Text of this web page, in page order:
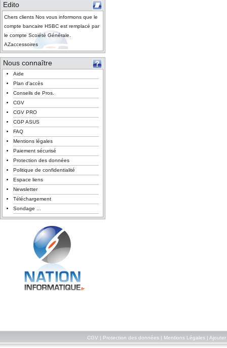
Edito
Chers clients Nos vous informons que le
compte bancaire HSBC est remplacé par
le compte Scoiété Générale.
AZaccessoires
Nous connaître
Aide
Plan d'accès
Conseils de Pros.
CGV
CGV PRO
CGP ASUS
FAQ
Mentions légales
Paiement sécurisé
Protection des données
Politique de confidentialité
Espace liens
Newsletter
Téléchargement
Sondage ...
CGV Protection des données| Mentions Légales| Ajouter